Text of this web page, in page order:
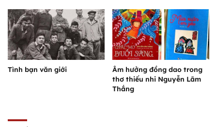
Tình bạn văn giới
Âm hưởng đồng dao trong
thơ thiếu nhi Nguyễn Lãm
Thắng